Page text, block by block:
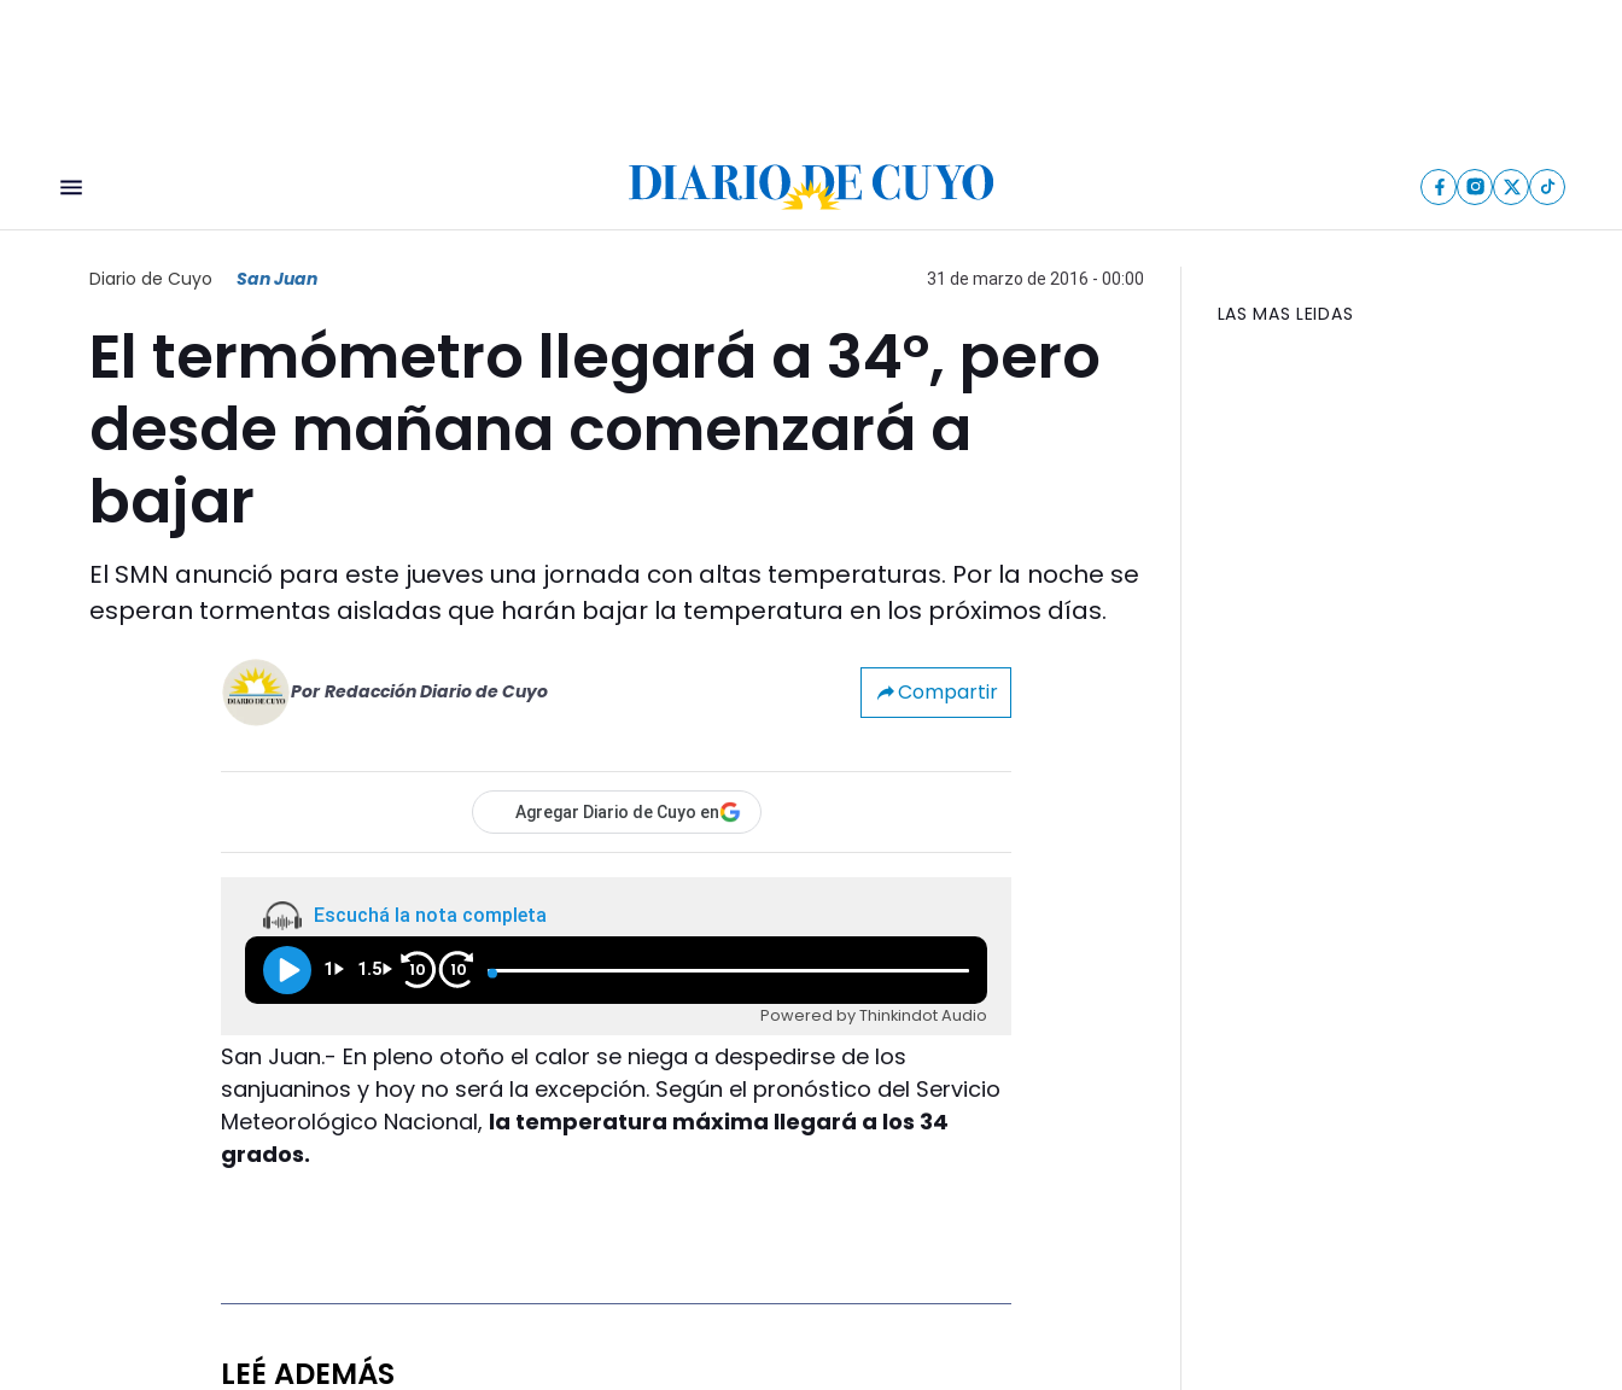
Diario de Cuyo San Juan 31 de marzo de 2016 - 00:00
El termómetro llegará a 34°, pero
desde mañana comenzará a
bajar
El SMN anunció para este jueves una jornada con altas temperaturas. Por la noche se
esperan tormentas aisladas que harán bajar la temperatura en los próximos días.
Por Redacción Diario de Cuyo Compartir
Agregar Diario de Cuyo en
Escuchá la nota completa
1 1.5 10 10
Powered by Thinkindot Audio
San Juan.- En pleno otoño el calor se niega a despedirse de los
sanjuaninos y hoy no será la excepción. Según el pronóstico del Servicio
Meteorológico Nacional, la temperatura máxima llegará a los 34
grados.
LEÉ ADEMÁS
LAS MAS LEIDAS